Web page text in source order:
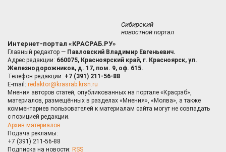
Сибирский
новостной портал
Интернет-портал «КРАСРАБ.РУ»
Главный редактор — Павловский Владимир Евгеньевич.
Адрес редакции: 660075, Красноярский край, г. Красноярск, ул.
Железнодорожников, д. 17, пом. 9, оф. 615.
Телефон редакции: +7 (391) 211-56-88
E-mail: redaktor@krasrab.krsn.ru
Мнения авторов статей, опубликованных на портале «Красраб»,
материалов, размещённых в разделах «Мнения», «Молва», а также
комментариев пользователей к материалам сайта могут не совпадать
с позицией редакции.
Архив материалов
Подача рекламы:
+7 (391) 211-56-88
Подписка на новости: RSS